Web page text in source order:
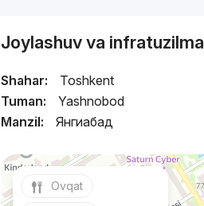
Joylashuv va infratuzilma
Shahar:
Toshkent
Tuman:
Yashnobod
Manzil:
Янгиабад
Ovqat